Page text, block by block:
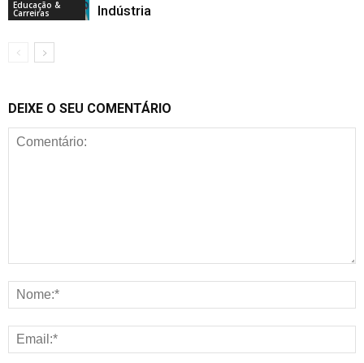
Educação &
Carreiras
Indústria
DEIXE O SEU COMENTÁRIO